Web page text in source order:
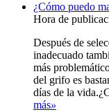
¿Cómo puedo
Hora de
Después de
inadecuado
más
del grifo es
días de la
más»